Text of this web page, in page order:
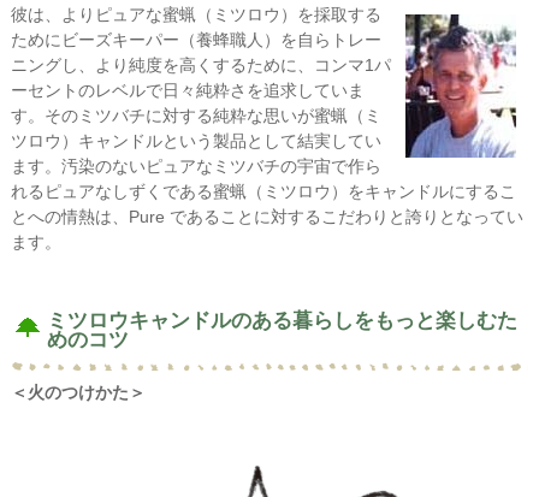
彼は、よりピュアな蜜蝋（ミツロウ）を採取する
ためにビーズキーパー（養蜂職人）を自らトレー
ニングし、より純度を高くするために、コンマ1パ
ーセントのレベルで日々純粋さを追求していま
す。そのミツバチに対する純粋な思いが蜜蝋（ミ
ツロウ）キャンドルという製品として結実してい
ます。汚染のないピュアなミツバチの宇宙で作ら
れるピュアなしずくである蜜蝋（ミツロウ）をキャンドルにするこ
とへの情熱は、Pure であることに対するこだわりと誇りとなってい
ます。
ミツロウキャンドルのある暮らしをもっと楽しむた
めのコツ
＜火のつけかた＞